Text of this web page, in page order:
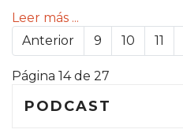
Leer más ...
Anterior
9 10 11
Página 14 de 27
PODCAST